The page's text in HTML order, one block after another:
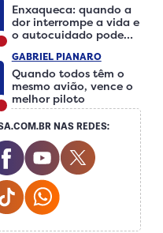
Enxaqueca: quando a
dor interrompe a vida e
o autocuidado pode
GABRIEL PIANARO
Quando todos têm o
mesmo avião, vence o
melhor piloto
NAS REDES:
Social Media
Facebook Social
Youtube Social
Twitter
Tiktok Social Media
Whatsapp